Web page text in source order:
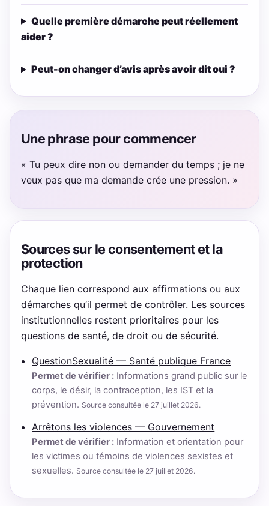
Quelle première démarche peut réellement
aider ?
Peut-on changer d’avis après avoir dit oui ?
Une phrase pour commencer
« Tu peux dire non ou demander du temps ; je ne
veux pas que ma demande crée une pression. »
Sources sur le consentement et la
protection
Chaque lien correspond aux affirmations ou aux
démarches qu’il permet de contrôler. Les sources
institutionnelles restent prioritaires pour les
questions de santé, de droit ou de sécurité.
QuestionSexualité — Santé publique France
Permet de vérifier : Informations grand public sur le
corps, le désir, la contraception, les IST et la
prévention. Source consultée le 27 juillet 2026.
Arrêtons les violences — Gouvernement
Permet de vérifier : Information et orientation pour
les victimes ou témoins de violences sexistes et
sexuelles. Source consultée le 27 juillet 2026.